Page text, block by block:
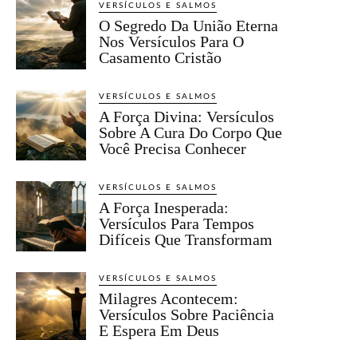
VERSÍCULOS E SALMOS
O Segredo Da União Eterna
Nos Versículos Para O
Casamento Cristão
VERSÍCULOS E SALMOS
A Força Divina: Versículos
Sobre A Cura Do Corpo Que
Você Precisa Conhecer
VERSÍCULOS E SALMOS
A Força Inesperada:
Versículos Para Tempos
Difíceis Que Transformam
VERSÍCULOS E SALMOS
Milagres Acontecem:
Versículos Sobre Paciência
E Espera Em Deus